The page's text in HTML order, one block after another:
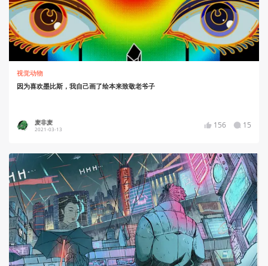
视觉动物
因为喜欢墨比斯，我自己画了绘本来致敬老爷子
麦非麦
2021-03-13 156 15